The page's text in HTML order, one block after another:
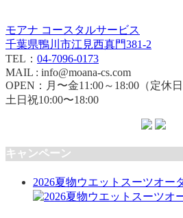
モアナ コースタルサービス
千葉県鴨川市江見西真門381-2
TEL： 04-7096-0173
MAIL : info@moana-cs.com
OPEN：月〜金11:00～18:00（定休
土日祝10:00〜18:00
キャンペーン
2026夏物ウエットスーツオー